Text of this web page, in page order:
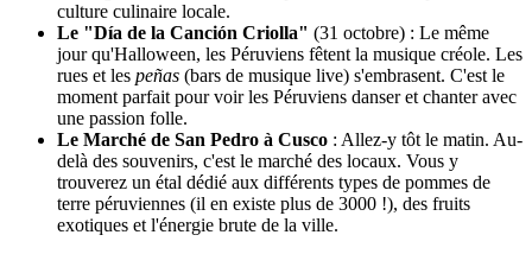
culture culinaire locale.
Le "Día de la Canción Criolla" (31 octobre) : Le même
jour qu'Halloween, les Péruviens fêtent la musique créole. Les
rues et les peñas (bars de musique live) s'embrasent. C'est le
moment parfait pour voir les Péruviens danser et chanter avec
une passion folle.
Le Marché de San Pedro à Cusco : Allez-y tôt le matin. Au-
delà des souvenirs, c'est le marché des locaux. Vous y
trouverez un étal dédié aux différents types de pommes de
terre péruviennes (il en existe plus de 3000 !), des fruits
exotiques et l'énergie brute de la ville.